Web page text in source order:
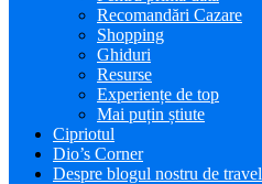
Recomandări Cazare
Shopping
Ghiduri
Resurse
Experiențe de top
Mai puțin știute
Cipriotul
Dio’s Corner
Despre blogul nostru de travel